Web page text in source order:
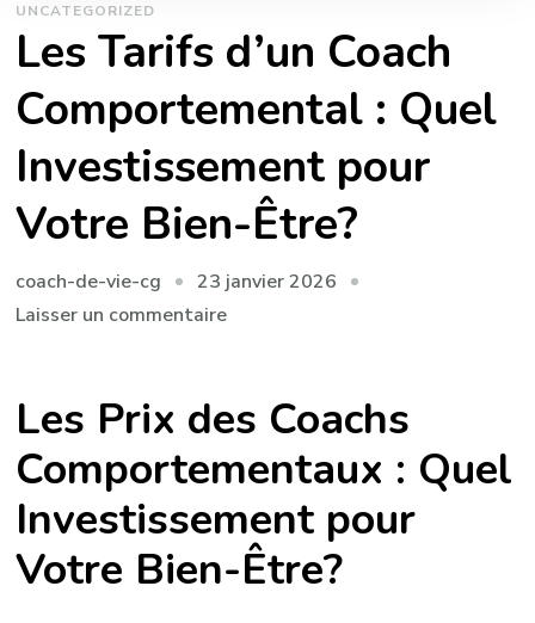
UNCATEGORIZED
Les Tarifs d’un Coach
Comportemental : Quel
Investissement pour
Votre Bien-Être?
coach-de-vie-cg
23 janvier 2026
Laisser un commentairesur
d’un
Coach
Comportemental
:
Quel
Investissement
Les Prix des Coachs
Comportementaux : Quel
Investissement pour
Votre Bien-Être?